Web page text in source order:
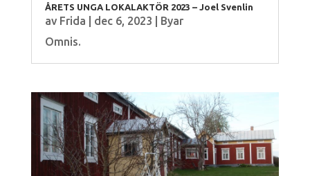
ÅRETS UNGA LOKALAKTÖR 2023 – Joel Svenlin
av Frida dec 6, 2023
Byar
Omnis.